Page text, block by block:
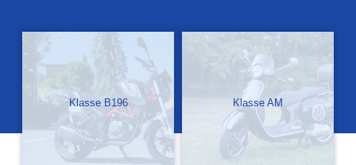
Klasse B196 Klasse AM